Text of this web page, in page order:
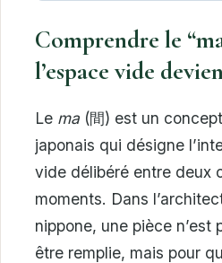
Comprendre le
l’espace vide
Le ma (間) est un
japonais qui désigne
vide délibéré entre deux
moments. Dans
nippone, une pièce n’est
être remplie, mais pour